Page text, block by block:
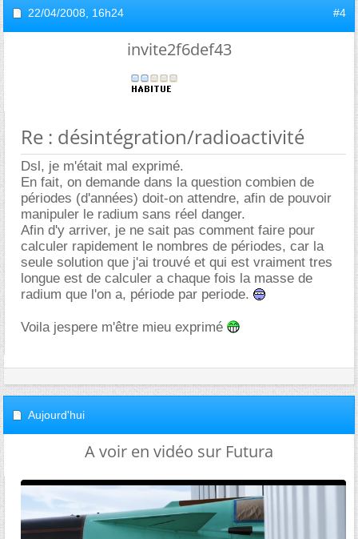
22/04/2008, 16h24 #4
invite2f6def43
Re : désintégration/radioactivité
Dsl, je m'était mal exprimé.
En fait, on demande dans la question combien de
périodes (d'années) doit-on attendre, afin de pouvoir
manipuler le radium sans réel danger.
Afin d'y arriver, je ne sait pas comment faire pour
calculer rapidement le nombres de périodes, car la
seule solution que j'ai trouvé et qui est vraiment tres
longue est de calculer a chaque fois la masse de
radium que l'on a, période par periode.
Voila jespere m'être mieu exprimé
Aujourd'hui
A voir en vidéo sur Futura